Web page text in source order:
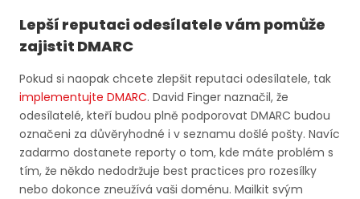
Lepší reputaci odesílatele vám pomůže
zajistit DMARC
Pokud si naopak chcete zlepšit reputaci odesílatele, tak
implementujte DMARC. David Finger naznačil, že
odesílatelé, kteří budou plně podporovat DMARC budou
označeni za důvěryhodné i v seznamu došlé pošty. Navíc
zadarmo dostanete reporty o tom, kde máte problém s
tím, že někdo nedodržuje best practices pro rozesílky
nebo dokonce zneužívá vaši doménu. Mailkit svým